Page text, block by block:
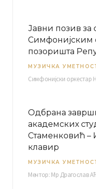
Јавни позив за
Симфонијским
позоришта
МУЗИЧКА
Одбрана
академских
Стаменковић –
клавир
МУЗИЧКА